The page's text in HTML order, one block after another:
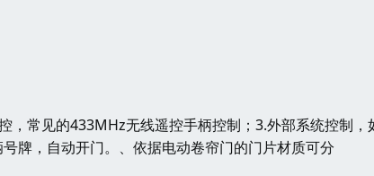
，常见的433MHz无线遥控手柄控制；3.外部系统控制，
牌，自动开门。、依据电动卷帘门的门片材质可分